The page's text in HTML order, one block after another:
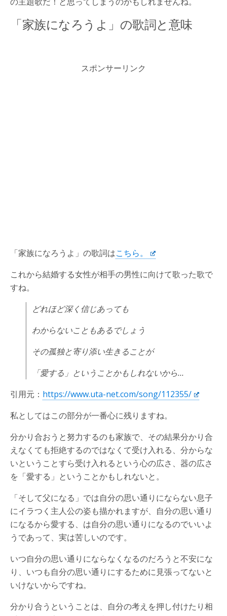
「家族になろうよ」の歌詞と意味
スポンサーリンク
「家族になろうよ」の歌詞はこちら。
これから結婚する女性が相手の男性に向けて歌った歌で
すね。
どれほど深く信じあっても
わからないこともあるでしょう
その孤独と寄り添い生きることが
「愛する」ということかもしれないから…
引用元： https://www.uta-net.com/song/112355/
私としてはこの部分が一番心に残りますね。
分かり合おうと努力するのも家族で、その結果分かり合
えなくても拒絶するのではなくて受け入れる、分からな
いということすら受け入れるという心の広さ、器の広さ
を「愛する」ということかもしれないと。
「そして父になる」では自分の思い通りにならない息子
にイラつく主人公の姿も描かれますが、自分の思い通り
になるから愛する、は自分の思い通りになるのでいいよ
うであって、実は苦しいのです。
いつ自分の思い通りにならなくなるのだろうと不安にな
り、いつも自分の思い通りにするために見張ってないと
いけないからですね。
分かり合うということは、自分の考えを押し付けたり相